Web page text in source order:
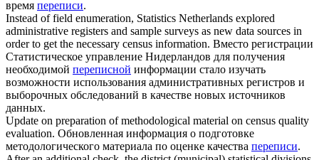
время переписи.
Instead of field enumeration, Statistics Netherlands explored
administrative registers and sample surveys as new data sources in
order to get the necessary census information. Вместо регистрации
Статистическое управление Нидерландов для получения
необходимой переписной информации стало изучать
возможности использования административных регистров и
выборочных обследований в качестве новых источников
данных.
Update on preparation of methodological material on census quality
evaluation. Обновленная информация о подготовке
методологического материала по оценке качества переписи.